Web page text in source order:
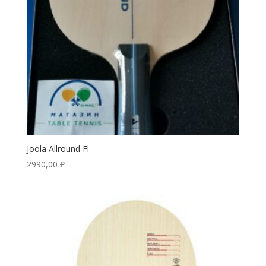
Joola Allround Fl
2990,00 ₽